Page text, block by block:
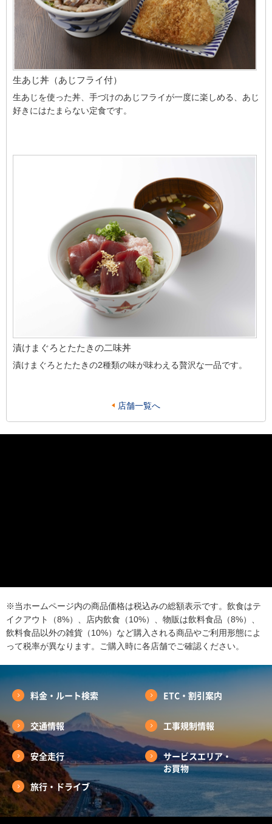
生あじ丼（あじフライ付）
生あじを使った丼、手づけのあじフライが一度に楽しめる、あじ
好きにはたまらない定食です。
漬けまぐろとたたきの二味丼
漬けまぐろとたたきの2種類の味が味わえる贅沢な一品です。
店舗一覧へ
※当ホームページ内の商品価格は税込みの総額表示です。飲食はテ
イクアウト（8%）、店内飲食（10%）、物販は飲料食品（8%）、
飲料食品以外の雑貨（10%）など購入される商品やご利用形態によ
って税率が異なります。ご購入時に各店舗でご確認ください。
料金・ルート検索 ETC・割引案内
交通情報 工事規制情報
安全走行
サービスエリア・
お買物
旅行・ドライブ